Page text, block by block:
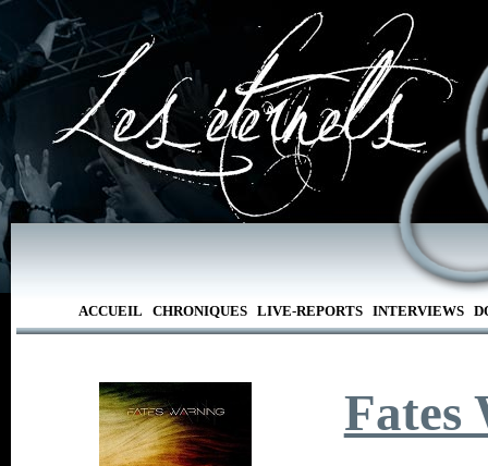
ACCUEIL CHRONIQUES LIVE-REPORTS INTERVIEWS
Fates